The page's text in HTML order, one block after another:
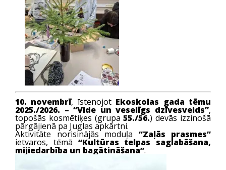
10. novembrī, īstenojot Ekoskolas gada tēmu
2025./2026. – “Vide un veselīgs dzīvesveids”,
topošās kosmētiķes (grupa55./56.) devās izzinošā
pārgājienā pa Juglas apkārtni.
Aktivitāte norisinājās moduļa “Zaļās prasmes”
ietvaros, tēmā “Kultūras telpas saglabāšana,
mijiedarbība un bagātināšana”.